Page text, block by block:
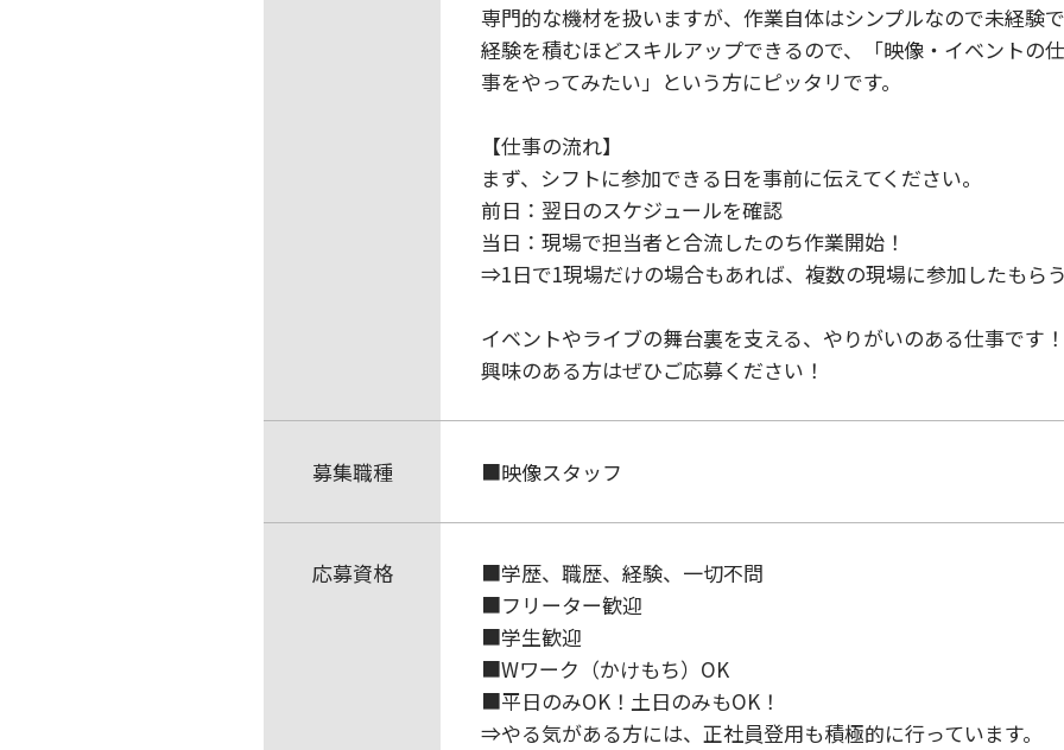
専門的な機材を扱いますが、作業自体はシンプルなので未経験
経験を積むほどスキルアップできるので、「映像・イベントの
事をやってみたい」という方にピッタリです。
【仕事の流れ】
まず、シフトに参加できる日を事前に伝えてください。
前日：翌日のスケジュールを確認
当日：現場で担当者と合流したのち作業開始！
⇒1日で1現場だけの場合もあれば、複数の現場に参加したもら
イベントやライブの舞台裏を支える、やりがいのある仕事です
興味のある方はぜひご応募ください！
募集職種 ■映像スタッフ
応募資格
■学歴、職歴、経験、一切不問
■フリーター歓迎
■学生歓迎
■Wワーク（かけもち）OK
■平日のみOK！土日のみもOK！
⇒やる気がある方には、正社員登用も積極的に行っています。